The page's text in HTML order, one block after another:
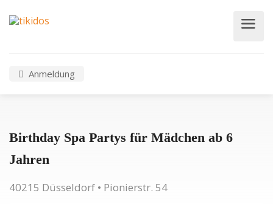
Anmeldung
Birthday Spa Partys für Mädchen ab 6
Jahren
40215 Düsseldorf • Pionierstr. 54